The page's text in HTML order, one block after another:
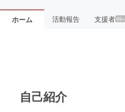
ホーム 活動報告 支援者99+
自己紹介